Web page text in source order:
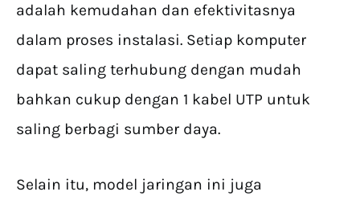
adalah kemudahan dan efektivitasnya
dalam proses instalasi. Setiap komputer
dapat saling terhubung dengan mudah
bahkan cukup dengan 1 kabel UTP untuk
saling berbagi sumber daya.
Selain itu, model jaringan ini juga